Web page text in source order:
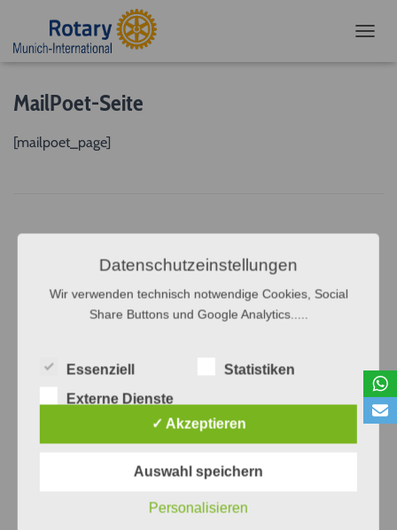
MailPoet-Seite
[mailpoet_page]
Auktion beendet.
Datenschutzeinstellungen
Wir verwenden technisch notwendige Cookies, Social
Share Buttons und Google Analytics.....
Essenziell
Statistiken
Externe Dienste
✓ Akzeptieren
Auswahl speichern
Personalisieren